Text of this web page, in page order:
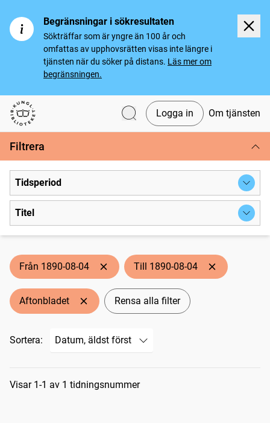
Begränsningar i sökresultaten
Sökträffar som är yngre än 100 år och
omfattas av upphovsrätten visas inte längre i
tjänsten när du söker på distans. Läs mer om
begränsningen.
Svenska tidningar
Logga in Om tjänsten
Filtrera
Tidsperiod
Titel
Från 1890-08-04 Till 1890-08-04
Aftonbladet Rensa alla filter
Sortera:
Sökresultat
Visar 1-1 av 1 tidningsnummer